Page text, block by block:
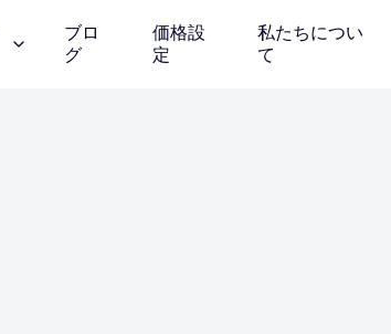
ブロ
グ
価格設
定
私たちについ
て